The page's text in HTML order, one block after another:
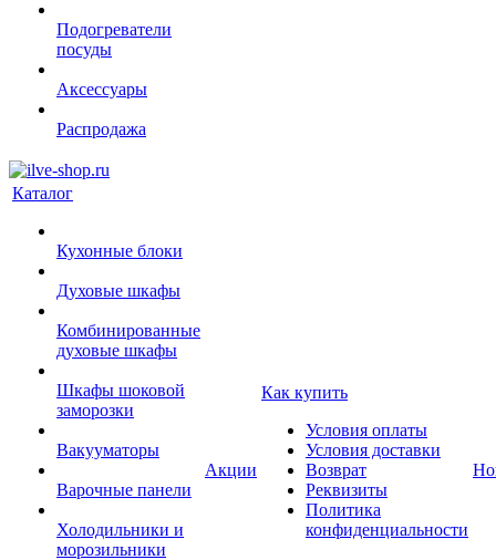
Подогреватели
посуды
Аксессуары
Распродажа
Каталог
Кухонные блоки
Духовые шкафы
Комбинированные
духовые шкафы
Шкафы шоковой
заморозки
Вакууматоры
Варочные панели
Холодильники и
морозильники
Акции
Как купить
Условия оплаты
Условия доставки
Возврат
Реквизиты
Политика
конфиденциальности